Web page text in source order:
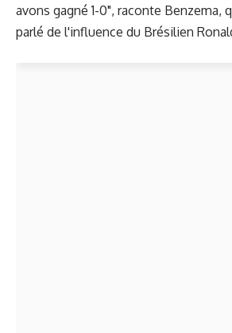
avons gagné 1-0", raconte Benzema,
parlé de l'influence du Brésilien